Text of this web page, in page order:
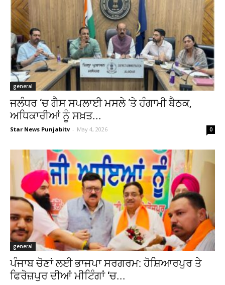
general
ਜਲੰਧਰ ‘ਚ ਗੈਸ ਸਪਲਾਈ ਮਸਲੇ ‘ਤੇ ਹੰਗਾਮੀ ਬੈਠਕ,
ਅਧਿਕਾਰੀਆਂ ਨੂੰ ਸਖ਼ਤ...
Star News Punjabitv - May 4, 2026 0
general
ਪੰਜਾਬ ਚੋਣਾਂ ਲਈ ਭਾਜਪਾ ਸਰਗਰਮ: ਹੋਸ਼ਿਆਰਪੁਰ ਤੇ
ਫਿਰੋਜ਼ਪੁਰ ਦੀਆਂ ਮੀਟਿੰਗਾਂ ‘ਚ...